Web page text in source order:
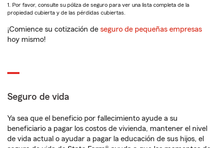
1. Por favor, consulte su póliza de seguro para ver una lista completa de la
propiedad cubierta y de las pérdidas cubiertas.
¡Comience su cotización de seguro de pequeñas empresas
hoy mismo!
Seguro de vida
Ya sea que el beneficio por fallecimiento ayude a su
beneficiario a pagar los costos de vivienda, mantener el nivel
de vida actual o ayudar a pagar la educación de sus hijos, el